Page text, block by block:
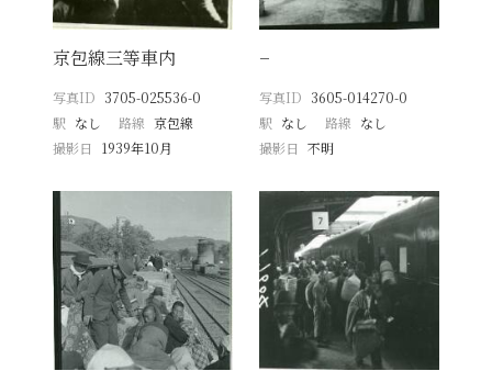
京包線三等車内
写真ID 3705-025536-0
駅 なし 路線 京包線
撮影日
1939年10月
−
写真ID 3605-014270-0
駅 なし 路線 なし
撮影日 不明